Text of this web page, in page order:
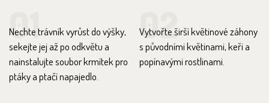
01
Nechte trávník vyrůst do výšky,
sekejte jej až po odkvětu a
nainstalujte soubor krmítek pro
ptáky a ptačí napajedlo.
02
Vytvořte širší květinové záhony
s původními květinami, keři a
popínavými rostlinami.